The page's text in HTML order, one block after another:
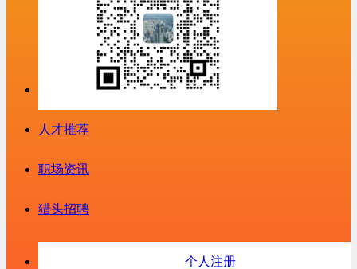
人才推荐
职场资讯
猎头招聘
个人注册